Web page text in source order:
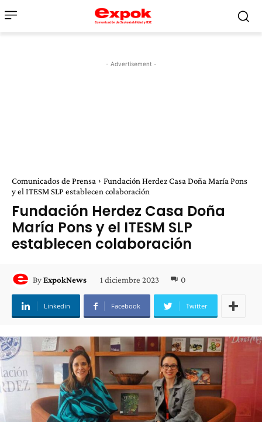
- Advertisement -
Comunicados de Prensa
Fundación Herdez Casa Doña María Pons
y el ITESM SLP establecen colaboración
Fundación Herdez Casa Doña
María Pons y el ITESM SLP
establecen colaboración
ByExpokNews 1 diciembre 2023 0
Linkedin Facebook Twitter